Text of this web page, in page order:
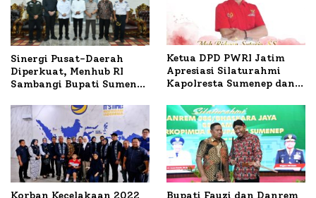
Sinergi Pusat-Daerah
Diperkuat, Menhub RI
Sambangi Bupati Sumenep
Mutiara Sentosa II
Ketua DPD PWRI Jatim
Apresiasi Silaturahmi
Kapolresta Sumenep dan
Ideal Polri-Pers